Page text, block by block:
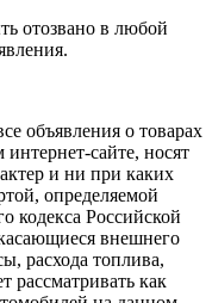
отозвано в любой
объявления о товарах
сайте, носят
и ни при каких
определяемой
кодекса Российской
внешнего
расхода топлива,
рассматривать как